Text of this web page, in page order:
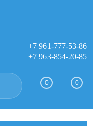
Вход Регистрация
+7 961-777-53-86
+7 963-854-20-85
0 0